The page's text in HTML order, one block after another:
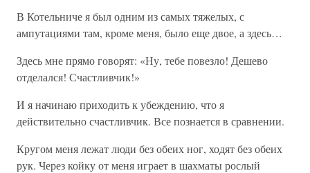
В Котельниче я был одним из самых тяжелых, с
ампутациями там, кроме меня, было еще двое, а здесь…
Здесь мне прямо говорят: «Ну, тебе повезло! Дешево
отделался! Счастливчик!»
И я начинаю приходить к убеждению, что я
действительно счастливчик. Все познается в сравнении.
Кругом меня лежат люди без обеих ног, ходят без обеих
рук. Через койку от меня играет в шахматы рослый